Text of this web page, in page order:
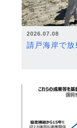
2026.07.08
請戸海岸で放